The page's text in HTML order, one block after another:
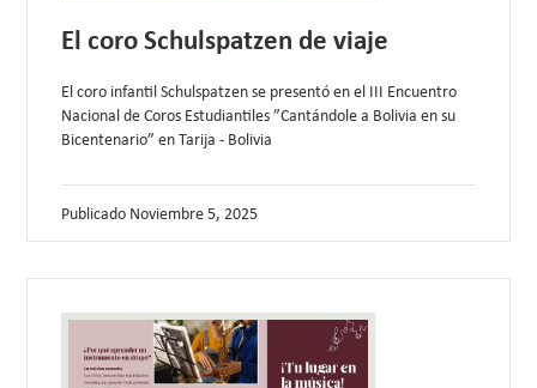
El coro Schulspatzen de viaje
El coro infantil Schulspatzen se presentó en el III Encuentro
Nacional de Coros Estudiantiles ”Cantándole a Bolivia en su
Bicentenario” en Tarija - Bolivia
Publicado Noviembre 5, 2025